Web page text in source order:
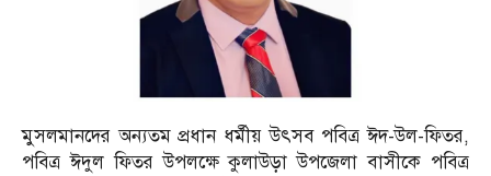
মুসলমানদের অন্যতম প্রধান ধর্মীয় উৎসব পবিত্র ঈদ-উল-ফিতর,
পবিত্র ঈদুল ফিতর উপলক্ষে কুলাউড়া উপজেলা বাসীকে পবিত্র